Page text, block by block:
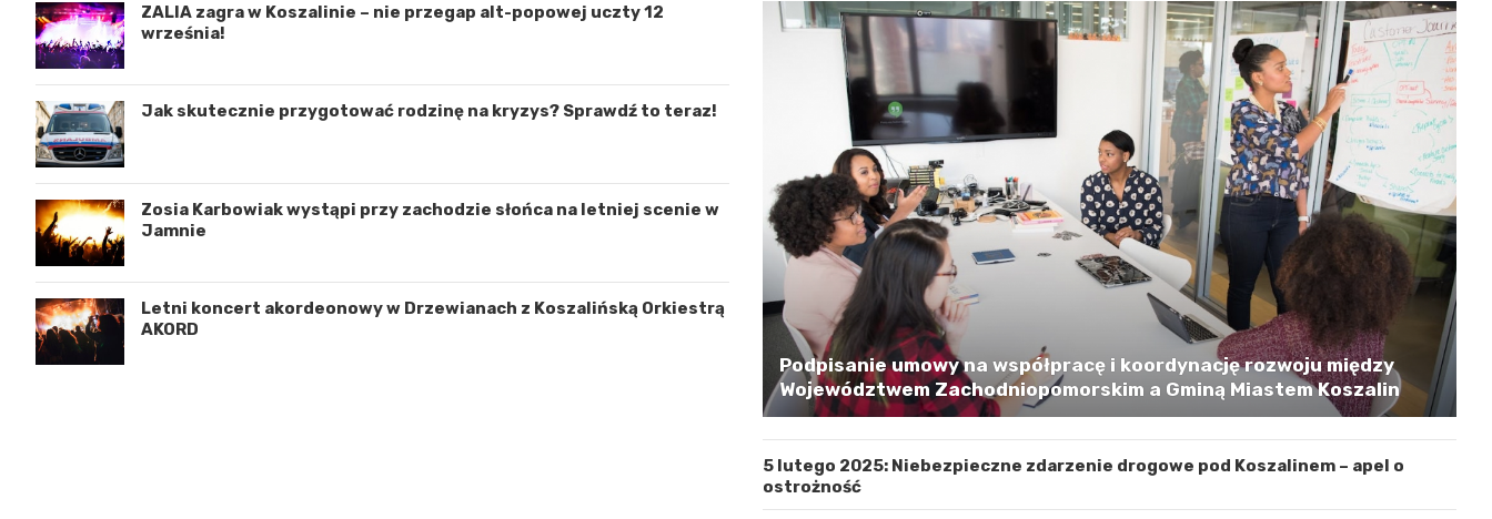
ZALIA zagra w Koszalinie – nie przegap alt-popowej uczty 12
września!
Jak skutecznie przygotować rodzinę na kryzys? Sprawdź to teraz!
Zosia Karbowiak wystąpi przy zachodzie słońca na letniej scenie w
Jamnie
Letni koncert akordeonowy w Drzewianach z Koszalińską Orkiestrą
AKORD
Podpisanie umowy na współpracę i koordynację rozwoju między
Województwem Zachodniopomorskim a Gminą Miastem Koszalin
5 lutego 2025: Niebezpieczne zdarzenie drogowe pod Koszalinem – apel o
ostrożność